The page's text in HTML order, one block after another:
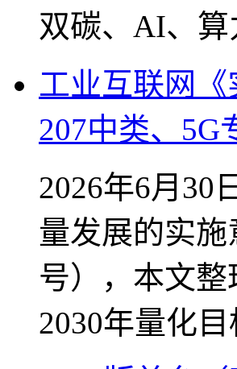
双碳、AI、
工业互联网
207中类、5G
2026年6月30
量发展的实施
号），本文
2030年量化